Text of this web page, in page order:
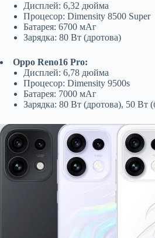
Дисплей: 6,32 дюйма
Процесор: Dimensity 8500 Super
Батарея: 6700 мАг
Зарядка: 80 Вт (дротова)
Oppo Reno16 Pro:
Дисплей: 6,78 дюйма
Процесор: Dimensity 9500s
Батарея: 7000 мАг
Зарядка: 80 Вт (дротова), 50 Вт